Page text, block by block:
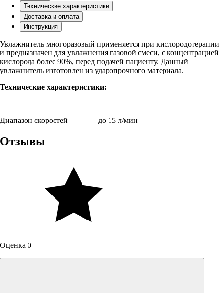
Технические характеристики
Доставка и оплата
Инструкция
Увлажнитель многоразовый применяется при кислородотерапии
и предназначен для увлажнения газовой смеси, с концентрацией
кислорода более 90%, перед подачей пациенту. Данный
увлажнитель изготовлен из ударопрочного материала.
Технические характеристики:
Диапазон скоростей до 15 л/мин
Отзывы
Оценка 0